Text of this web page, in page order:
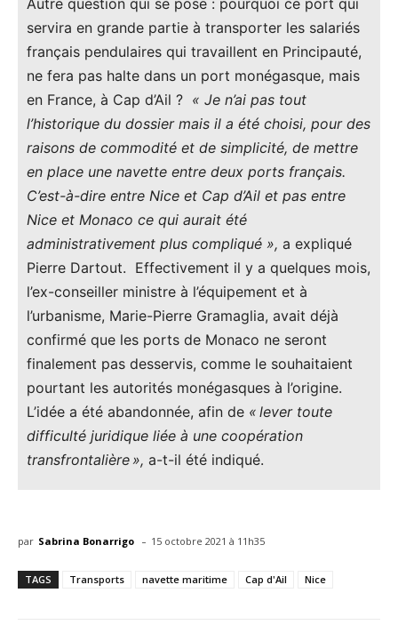
Autre question qui se pose : pourquoi ce port qui
servira en grande partie à transporter les salariés
français pendulaires qui travaillent en Principauté,
ne fera pas halte dans un port monégasque, mais
en France, à Cap d’Ail ? « Je n’ai pas tout
l’historique du dossier mais il a été choisi, pour des
raisons de commodité et de simplicité, de mettre
en place une navette entre deux ports français.
C’est-à-dire entre Nice et Cap d’Ail et pas entre
Nice et Monaco ce qui aurait été
administrativement plus compliqué », a expliqué
Pierre Dartout. Effectivement il y a quelques mois,
l’ex-conseiller ministre à l’équipement et à
l’urbanisme, Marie-Pierre Gramaglia, avait déjà
confirmé que les ports de Monaco ne seront
finalement pas desservis, comme le souhaitaient
pourtant les autorités monégasques à l’origine.
L’idée a été abandonnée, afin de « lever toute
difficulté juridique liée à une coopération
transfrontalière », a-t-il été indiqué.
par Sabrina Bonarrigo - 15 octobre 2021 à 11h35
TAGS Transports navette maritime Cap d'Ail Nice